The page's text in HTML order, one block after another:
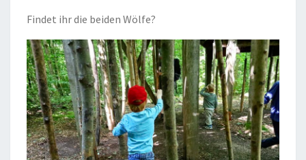
Findet ihr die beiden Wölfe?